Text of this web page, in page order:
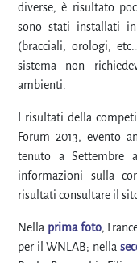
diverse, è risultato
sono stati installati
(bracciali, orologi,
sistema non
ambienti.
I risultati della
Forum 2013, evento
tenuto a Settembre
informazioni sulla
risultati consultare il
Nella prima foto,
per il WNLAB; nella